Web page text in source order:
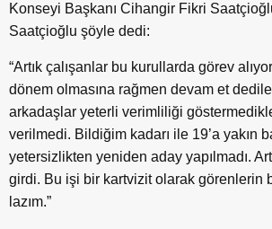
Konseyi Başkanı Cihangir Fikri
Saatçioğlu şöyle dedi:
“Artık çalışanlar bu kurullarda görev
dönem olmasına rağmen devam et
arkadaşlar yeterli verimliliği
verilmedi. Bildiğim kadarı ile 19’a yakın
yetersizlikten yeniden aday yapılmadı.
girdi. Bu işi bir kartvizit olarak görenlerin
lazım.”